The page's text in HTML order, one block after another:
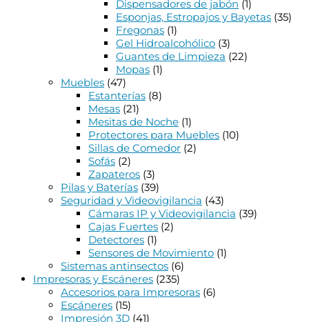
Dispensadores de jabón (1)
Esponjas, Estropajos y Bayetas (35)
Fregonas (1)
Gel Hidroalcohólico (3)
Guantes de Limpieza (22)
Mopas (1)
Muebles (47)
Estanterías (8)
Mesas (21)
Mesitas de Noche (1)
Protectores para Muebles (10)
Sillas de Comedor (2)
Sofás (2)
Zapateros (3)
Pilas y Baterías (39)
Seguridad y Videovigilancia (43)
Cámaras IP y Videovigilancia (39)
Cajas Fuertes (2)
Detectores (1)
Sensores de Movimiento (1)
Sistemas antinsectos (6)
Impresoras y Escáneres (235)
Accesorios para Impresoras (6)
Escáneres (15)
Impresión 3D (41)